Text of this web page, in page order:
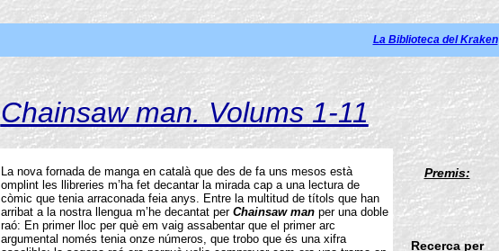
La Biblioteca del Kraken
Chainsaw man. Volums 1-11
La nova fornada de manga en català que des de fa uns mesos està
omplint les llibreries m’ha fet decantar la mirada cap a una lectura de
còmic que tenia arraconada feia anys. Entre la multitud de títols que han
arribat a la nostra llengua m’he decantat per Chainsaw manper una doble
raó: En primer lloc per què em vaig assabentar que el primer arc
argumental només tenia onze números, que trobo que és una xifra
Premis:
Recerca per